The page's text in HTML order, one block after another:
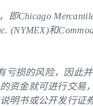
Chicago
(NYMEX)和
亏损的风险，因此
资金就可进行交易
明书或公开发行证